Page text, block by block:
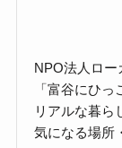
NPO法人ロー
「富谷にひっ
リアルな暮ら
気になる場所